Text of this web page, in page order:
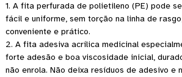
1. A fita perfurada de polietileno (PE) pode
fácil e uniforme, sem torção na linha de
conveniente e prático.
2. A fita adesiva acrílica medicinal
forte adesão e boa viscosidade inicial,
não enrola. Não deixa resíduos de adesivo e